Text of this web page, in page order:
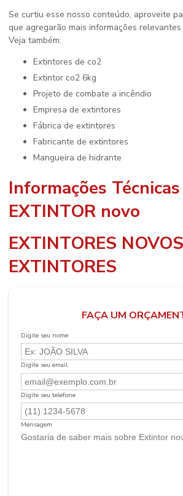
Se curtiu esse nosso conteúdo, aproveite
que agregarão mais informações
Veja também:
extintores de co2
extintor co2 6kg
projeto de combate a incêndio
empresa de extintores
fábrica de extintores
fabricante de extintores
mangueira de hidrante
Informações
EXTINTOR novo
EXTINTORES
EXTINTORES
FAÇA UM
Digite seu nome
Digite seu email
Digite seu telefone
Mensagem